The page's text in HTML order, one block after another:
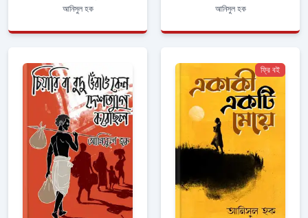
আনিসুল হক আনিসুল হক
ফ্রি বই